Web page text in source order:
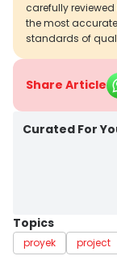
carefully
the most
standards of
Share Article
Curated For
Topics
proyek project